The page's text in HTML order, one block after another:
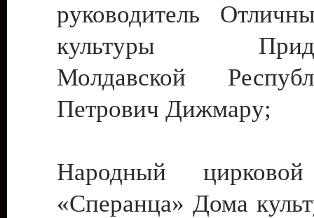
руководитель
культуры
Молдавской
Петрович Дижмару;
Народный цирковой
«Сперанца» Дома